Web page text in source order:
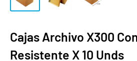
Cajas Archivo X300
Resistente X 10 Unds